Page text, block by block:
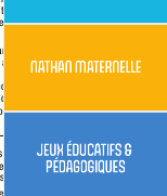
porté jusqu’à
L. 242-18-1 du
légale des
à 1649 du code
de la découverte
de prix si le
numérique
les conditions et
ne suspend pas
aucun cas être